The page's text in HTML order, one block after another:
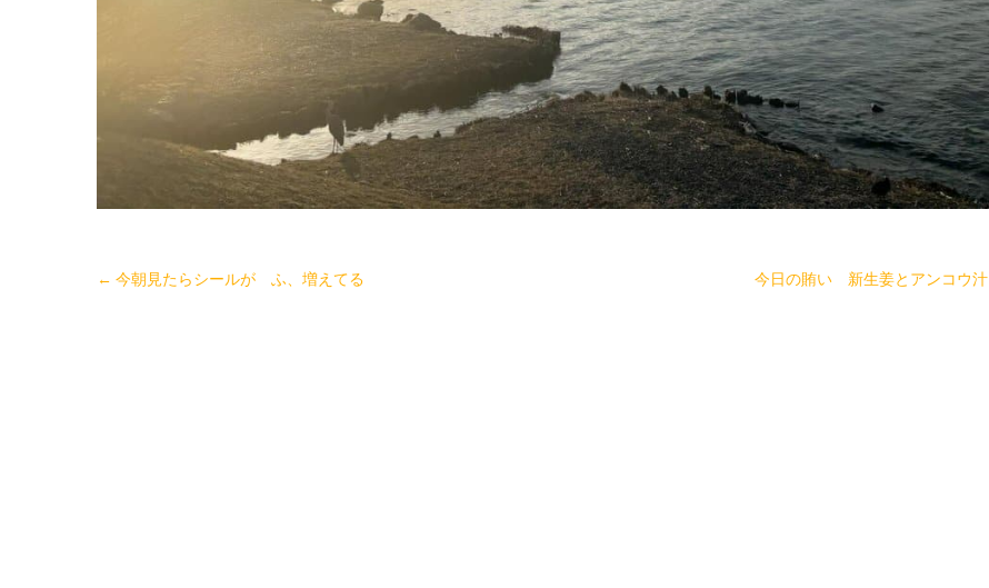
← 今朝見たらシールが ふ、増えてる 今日の賄い 新生姜とアンコウ汁